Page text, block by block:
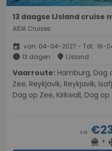
13 daagse IJsland cruise
AIDA Cruises
event van: 04-04-2027 - Tot: 16-
schedule 13 dagen place IJsland
Vaarroute:
Zee, Reykjavik, Reykjavik,
Dag op Zee, Kirkwall, Dag
v.a.
directions_boat +